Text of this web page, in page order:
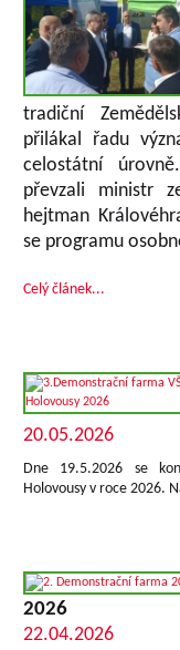
tradiční
přilákal řadu
celostátní
převzali ministr
hejtman
se programu
Celý článek...
20.05.2026
Dne 19.5.2026 se
Holovousy v roce 2026.
2026
22.04.2026